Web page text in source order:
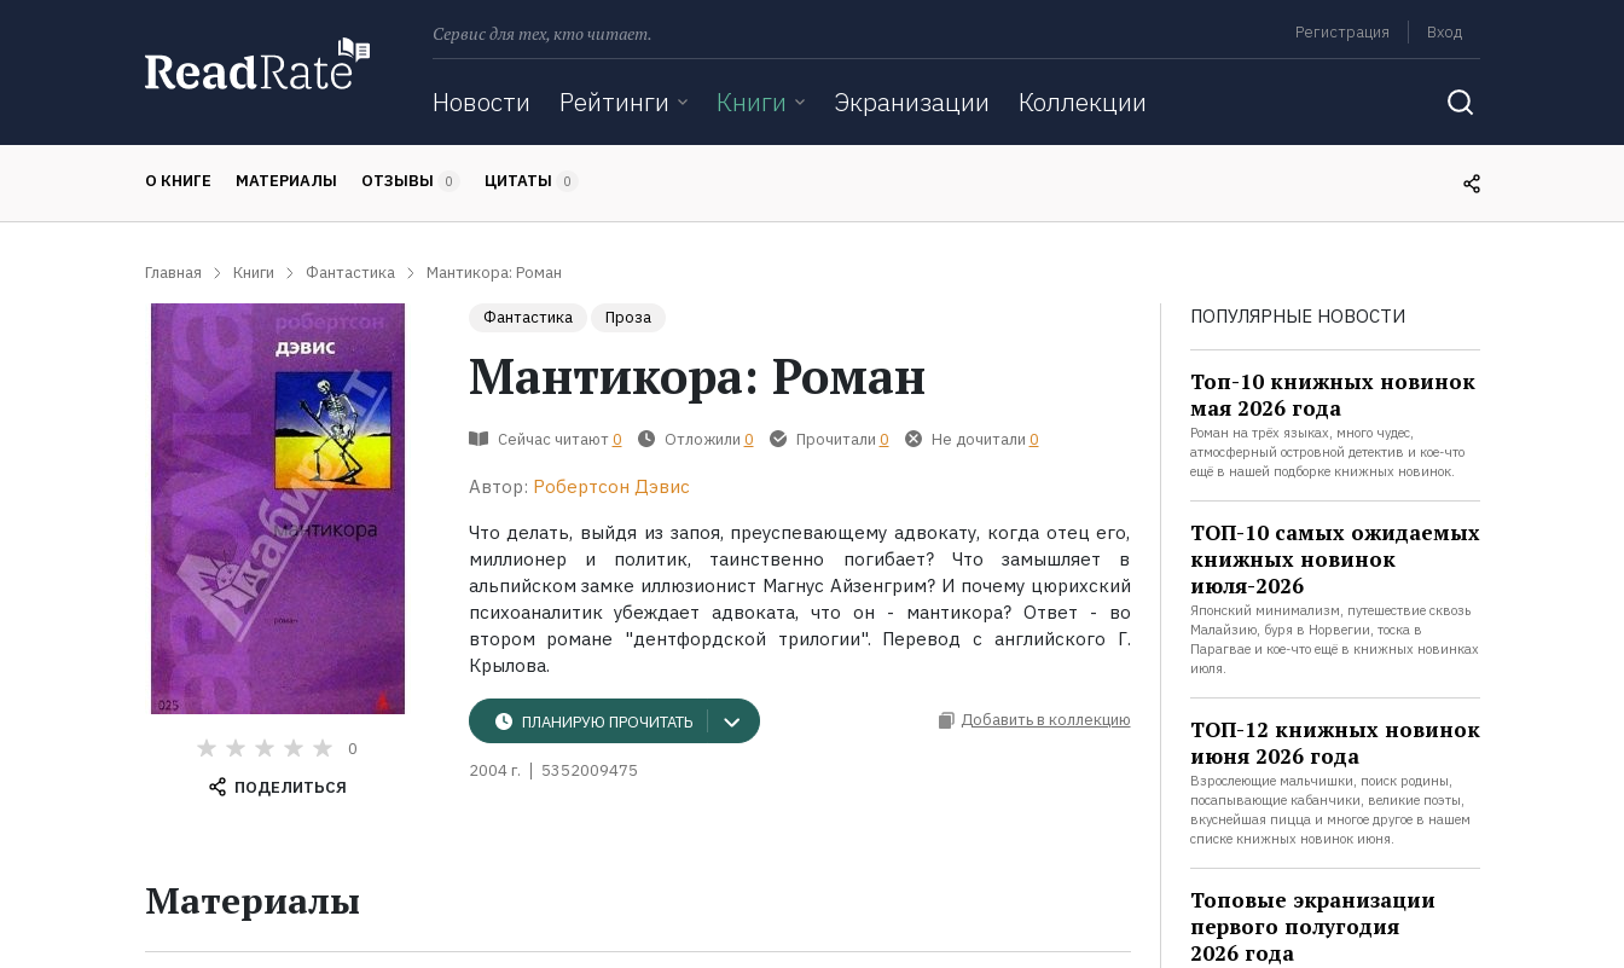
Сервис для тех, кто читает. Регистрация Вход
Новости Рейтинги Книги Экранизации Коллекции
О КНИГЕ МАТЕРИАЛЫ ОТЗЫВЫ 0 ЦИТАТЫ 0
Главная Книги Фантастика Мантикора: Роман
0
ПОДЕЛИТЬСЯ
Фантастика Проза
Мантикора: Роман
Сейчас читают 0 Отложили 0 Прочитали 0 Не дочитали 0
Автор: Робертсон Дэвис
Что делать, выйдя из запоя, преуспевающему адвокату, когда отец его,
миллионер и политик, таинственно погибает? Что замышляет в
альпийском замке иллюзионист Магнус Айзенгрим? И почему цюрихский
психоаналитик убеждает адвоката, что он - мантикора? Ответ - во
втором романе "дентфордской трилогии". Перевод с английского Г.
Крылова.
ПЛАНИРУЮ ПРОЧИТАТЬ Добавить в коллекцию
2004 г. 5352009475
Материалы
ПОПУЛЯРНЫЕ НОВОСТИ
Топ-10 книжных новинок
мая 2026 года
Роман на трёх языках, много чудес,
атмосферный островной детектив и кое-что
ещё в нашей подборке книжных новинок.
ТОП-10 самых ожидаемых
книжных новинок
июля-2026
Японский минимализм, путешествие сквозь
Малайзию, буря в Норвегии, тоска в
Парагвае и кое-что ещё в книжных новинках
июля.
ТОП-12 книжных новинок
июня 2026 года
Взрослеющие мальчишки, поиск родины,
посапывающие кабанчики, великие поэты,
вкуснейшая пицца и многое другое в нашем
списке книжных новинок июня.
Топовые экранизации
первого полугодия
2026 года